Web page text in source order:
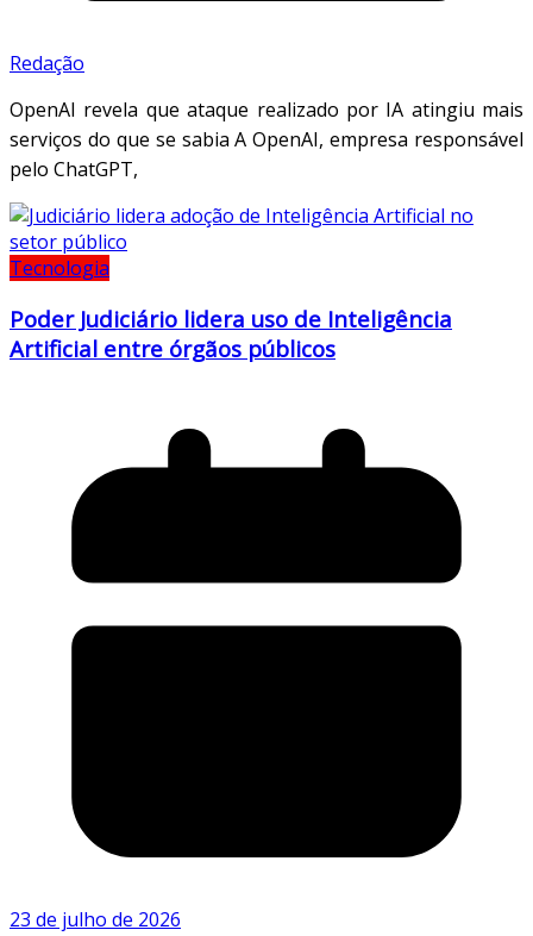
Redação
OpenAI revela que ataque realizado por IA atingiu mais
serviços do que se sabia A OpenAI, empresa responsável
pelo ChatGPT,
Tecnologia
Poder Judiciário lidera uso de Inteligência
Artificial entre órgãos públicos
23 de julho de 2026